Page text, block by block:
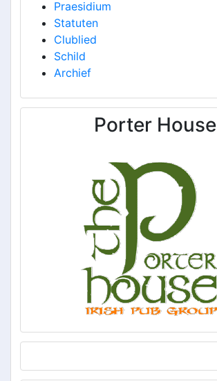
Praesidium
Statuten
Clublied
Schild
Archief
Porter House